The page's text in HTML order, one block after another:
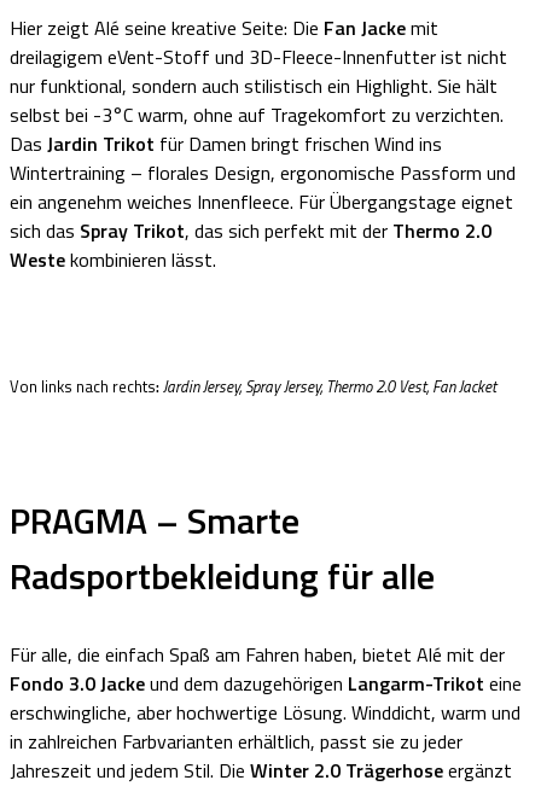
Hier zeigt Alé seine kreative Seite: Die Fan Jackemit
dreilagigem eVent-Stoff und 3D-Fleece-Innenfutter ist nicht
nur funktional, sondern auch stilistisch ein Highlight. Sie hält
selbst bei -3°C warm, ohne auf Tragekomfort zu verzichten.
Das Jardin Trikot für Damen bringt frischen Wind ins
Wintertraining – florales Design, ergonomische Passform und
ein angenehm weiches Innenfleece. Für Übergangstage eignet
sich das Spray Trikot, das sich perfekt mit der Thermo 2.0
Westekombinieren lässt.
Von links nach rechts:Jardin Jersey, Spray Jersey, Thermo 2.0 Vest, Fan Jacket
PRAGMA – Smarte
Radsportbekleidung für alle
Für alle, die einfach Spaß am Fahren haben, bietet Alé mit der
Fondo 3.0 Jackeund dem dazugehörigen Langarm-Trikot eine
erschwingliche, aber hochwertige Lösung. Winddicht, warm und
in zahlreichen Farbvarianten erhältlich, passt sie zu jeder
Jahreszeit und jedem Stil. Die Winter 2.0 Trägerhoseergänzt